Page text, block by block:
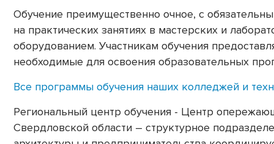
Обучение преимущественно очное, с
на практических занятиях в мастерских и
оборудованием. Участникам обучения
необходимые для освоения образовательных
Все программы обучения наших колледжей и
Региональный центр обучения - Центр
Свердловской области – структурное